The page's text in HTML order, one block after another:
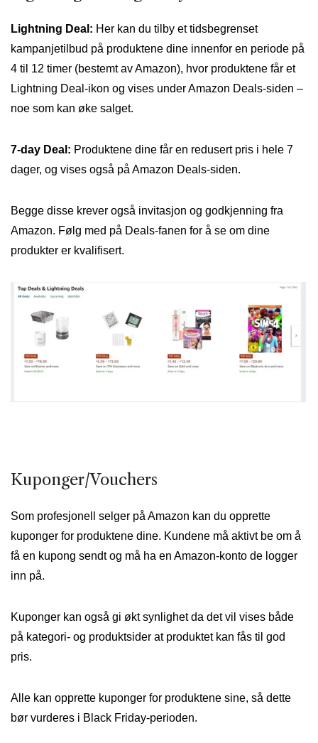
Lightning Deal: Her kan du tilby et tidsbegrenset
kampanjetilbud på produktene dine innenfor en periode på
4 til 12 timer (bestemt av Amazon), hvor produktene får et
Lightning Deal-ikon og vises under Amazon Deals-siden –
noe som kan øke salget.
7-day Deal: Produktene dine får en redusert pris i hele 7
dager, og vises også på Amazon Deals-siden.
Begge disse krever også invitasjon og godkjenning fra
Amazon. Følg med på Deals-fanen for å se om dine
produkter er kvalifisert.
Kuponger/Vouchers
Som profesjonell selger på Amazon kan du opprette
kuponger for produktene dine. Kundene må aktivt be om å
få en kupong sendt og må ha en Amazon-konto de logger
inn på.
Kuponger kan også gi økt synlighet da det vil vises både
på kategori- og produktsider at produktet kan fås til god
pris.
Alle kan opprette kuponger for produktene sine, så dette
bør vurderes i Black Friday-perioden.